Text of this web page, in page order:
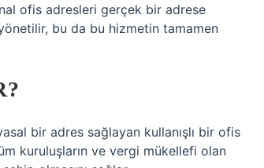
ofis adresleri gerçek bir adrese
bu da bu hizmetin tamamen
bir adres sağlayan kullanışlı bir ofis
kuruluşların ve vergi mükellefi olan